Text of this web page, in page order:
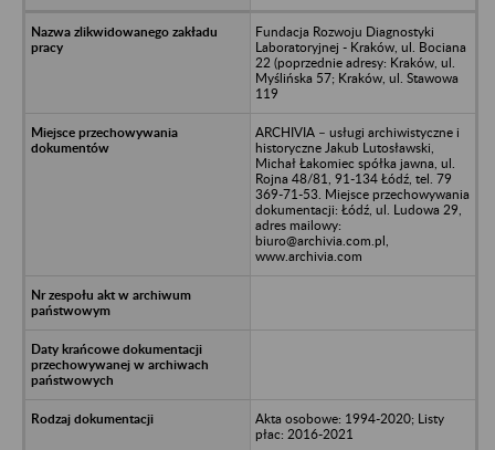
Fundacja Rozwoju Diagnostyki
Laboratoryjnej - Kraków, ul. Bociana
22 (poprzednie adresy: Kraków, ul.
Myślińska 57; Kraków, ul. Stawowa
119
ARCHIVIA – usługi archiwistyczne i
historyczne Jakub Lutosławski,
Michał Łakomiec spółka jawna, ul.
Rojna 48/81, 91-134 Łódź, tel. 79
369-71-53. Miejsce przechowywania
dokumentacji: Łódź, ul. Ludowa 29,
adres mailowy:
biuro@archivia.com.pl,
www.archivia.com
Akta osobowe: 1994-2020; Listy
płac: 2016-2021